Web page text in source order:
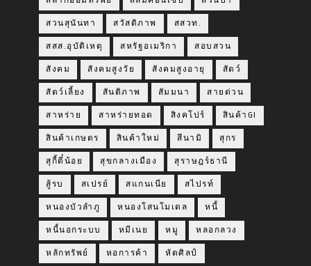
สวนสุนันทา สวัสดิภาพ สสวท.
สสส.อุบัติเหตุ สหรัฐอเมริกา สอบสวน
สังคม สังคมสูงวัย สังคมสูงอายุ สัตว์
สัตว์เลี้ยง สันติภาพ สัมมนา สายด่วน
สาหร่าย สาหร่ายทอด สิงคโปร์ สินค้าGI
สินค้าเกษตร สินค้าใหม่ สึนามิ สุกร
สุกี้ตี๋น้อย สุขกลางเมือง สุราษฎร์ธานี
สู้รบ สเปรย์ สแกนเนีย สไปรท์
หนองบัวลำภู หนองโสนโมเดล หนี้
หนี้นอกระบบ หมีเนย หมู หลอกลวง
หลักทรัพย์ หอการค้า หัตศิลป์